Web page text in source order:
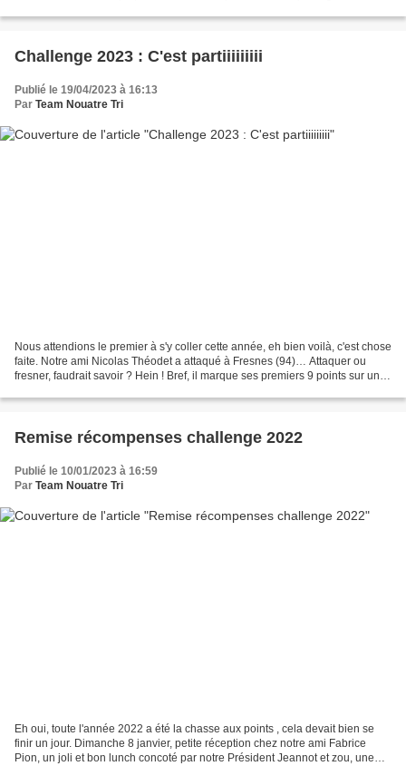
Challenge 2023 : C'est partiiiiiiiii
Publié le 19/04/2023 à 16:13
Par Team Nouatre Tri
Nous attendions le premier à s'y coller cette année, eh bien voilà, c'est chose
faite. Notre ami Nicolas Théodet a attaqué à Fresnes (94)… Attaquer ou
fresner, faudrait savoir ? Hein ! Bref, il marque ses premiers 9 points sur un
Remise récompenses challenge 2022
Publié le 10/01/2023 à 16:59
Par Team Nouatre Tri
Eh oui, toute l'année 2022 a été la chasse aux points , cela devait bien se
finir un jour. Dimanche 8 janvier, petite réception chez notre ami Fabrice
Pion, un joli et bon lunch concoté par notre Président Jeannot et zou, une